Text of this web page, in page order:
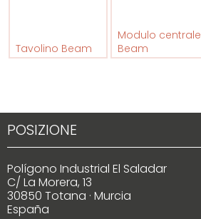
Tavolino Beam
Modulo centrale
Beam
POSIZIONE
Polígono Industrial El Saladar
C/ La Morera, 13
30850 Totana · Murcia
España